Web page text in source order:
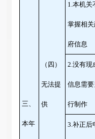
三、
本年
（四）
无法提
供
1.本机关
掌握相关
府信息
2.没有现
信息需要
行制作
3.补正后